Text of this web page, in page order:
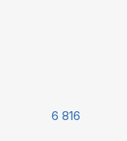
6 816